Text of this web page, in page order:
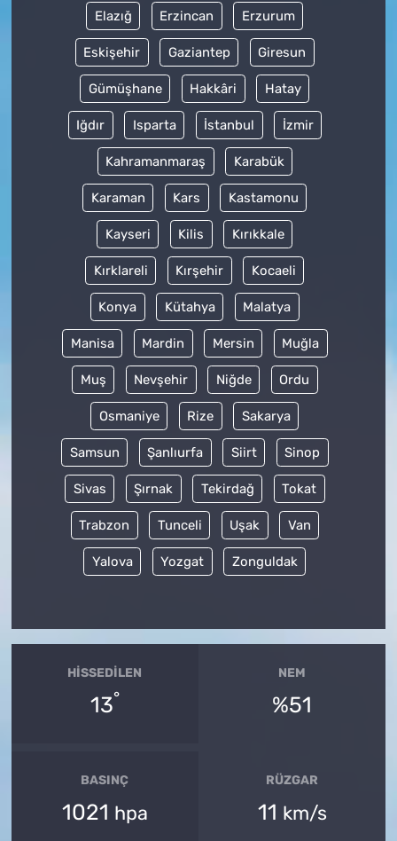
Elazığ Erzincan Erzurum
Eskişehir Gaziantep Giresun
Gümüşhane Hakkâri Hatay
Iğdır Isparta İstanbul İzmir
Kahramanmaraş Karabük
Karaman Kars Kastamonu
Kayseri Kilis Kırıkkale
Kırklareli Kırşehir Kocaeli
Konya Kütahya Malatya
Manisa Mardin Mersin Muğla
Muş Nevşehir Niğde Ordu
Osmaniye Rize Sakarya
Samsun Şanlıurfa Siirt Sinop
Sivas Şırnak Tekirdağ Tokat
Trabzon Tunceli Uşak Van
Yalova Yozgat Zonguldak
HISSEDILEN
13°
NEM
%51
BASINÇ
1021 hpa
RÜZGAR
11 km/s